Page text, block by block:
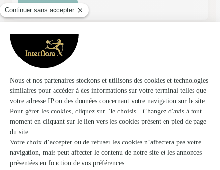
Voir la boutique
Cote Fleurs
Montreux Chateau
★ ★ ★
10, rue d'Alsace
Voir la boutique